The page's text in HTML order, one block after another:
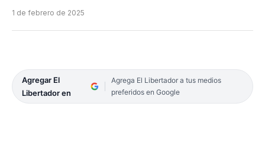
1 de febrero de 2025
Agregar El
Libertador en
Agrega El Libertador a tus medios
preferidos en Google